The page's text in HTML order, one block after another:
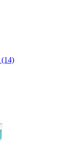
(14)